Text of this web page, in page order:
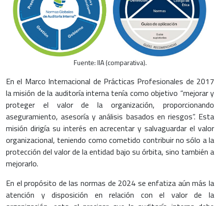
Fuente: IIA (comparativa).
En el Marco Internacional de Prácticas Profesionales de 2017
la misión de la auditoría interna tenía como objetivo “mejorar y
proteger el valor de la organización, proporcionando
aseguramiento, asesoría y análisis basados en riesgos”. Esta
misión dirigía su interés en acrecentar y salvaguardar el valor
organizacional, teniendo como cometido contribuir no sólo a la
protección del valor de la entidad bajo su órbita, sino también a
mejorarlo.
En el propósito de las normas de 2024 se enfatiza aún más la
atención y disposición en relación con el valor de la